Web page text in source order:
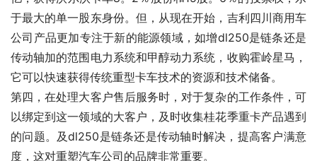
于最大的单一股东身份。但，从现在开始，吉利四川商用车
公司产品更加专注于新的能源领域，如增dl250是链条还是
传动轴加的范围电力系统和甲醇动力系统，收购霍岭星马，
它可以快速获得传统重型卡车技术的资源和技术储备。
第四，在处理大客户售后服务时，对于复杂的工作条件，可
以绑定到这一领域的大客户，及时收集桂花季重卡产品遇到
的问题。及dl250是链条还是传动轴时解决，提高客户满意
度，这对重塑汽车公司的品牌非常重要。